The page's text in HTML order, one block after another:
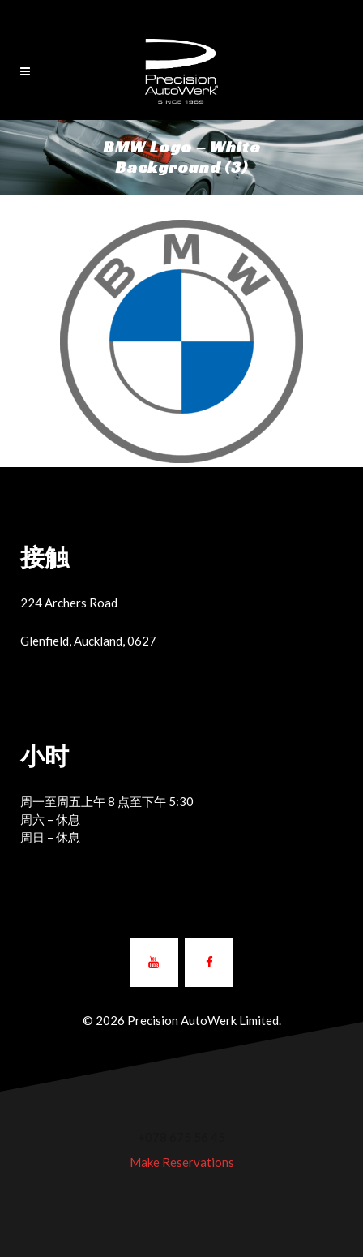
BMW Logo – White
Background (3)
接触
224 Archers Road
Glenfield, Auckland, 0627
小时
周一至周五上午 8 点至下午 5:30
周六 – 休息
周日 – 休息
© 2026 Precision AutoWerk Limited.
Make Reservations